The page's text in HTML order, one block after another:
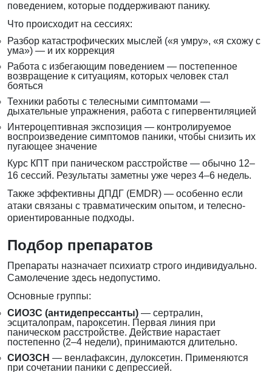
поведением, которые поддерживают панику.
Что происходит на сессиях:
Разбор катастрофических мыслей («я умру», «я схожу с
ума») — и их коррекция
Работа с избегающим поведением — постепенное
возвращение к ситуациям, которых человек стал
бояться
Техники работы с телесными симптомами —
дыхательные упражнения, работа с гипервентиляцией
Интероцептивная экспозиция — контролируемое
воспроизведение симптомов паники, чтобы снизить их
пугающее значение
Курс КПТ при паническом расстройстве — обычно 12–
16 сессий. Результаты заметны уже через 4–6 недель.
Также эффективны ДПДГ (EMDR) — особенно если
атаки связаны с травматическим опытом, и телесно-
ориентированные подходы.
Подбор препаратов
Препараты назначает психиатр строго индивидуально.
Самолечение здесь недопустимо.
Основные группы:
СИОЗС (антидепрессанты) — сертралин,
эсциталопрам, пароксетин. Первая линия при
паническом расстройстве. Действие нарастает
постепенно (2–4 недели), принимаются длительно.
СИОЗСН — венлафаксин, дулоксетин. Применяются
при сочетании паники с депрессией.